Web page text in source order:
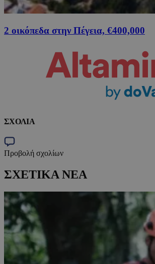
2 οικόπεδα στην Πέγεια, €400,000
ΣΧΟΛΙΑ
Προβολή σχολίων
ΣΧΕΤΙΚΑ ΝΕΑ